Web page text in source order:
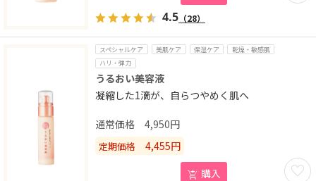
4.5 （28）
スペシャルケア 美肌ケア 保湿ケア
乾燥・敏感肌
ハリ・弾力
うるおい美容液
凝縮した1滴が、自らつやめく肌へ
お気
4,950円
定期価格 4,455円
購入